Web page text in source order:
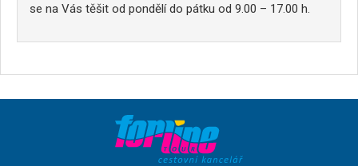
se na Vás těšit od pondělí do pátku od 9.00 – 17.00 h.